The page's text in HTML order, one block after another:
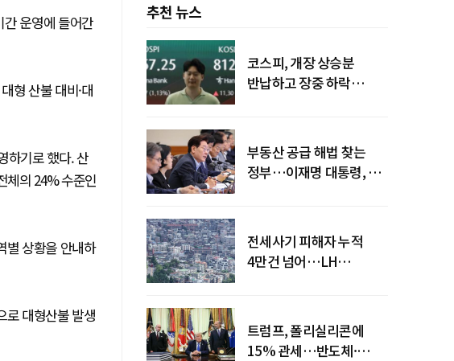
운영에 들어간
형 산불 대비·대
하기로 했다. 산
체의 24% 수준인
별 상황을 안내하
로 대형산불 발생
추천 뉴스
코스피, 개장 상승분
반납하고 장중 하락
부동산 공급 해법 찾는
정부…이재명 대통령, 2차
전세사기 피해자 누적
4만건 넘어…LH
트럼프, 폴리실리콘에
15% 관세…반도체·